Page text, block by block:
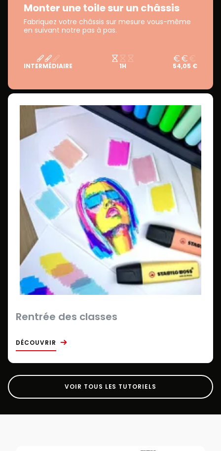
Monter une toile sur un châssis
Fabriquez votre châssis sur mesure vous-même
en suivant notre pas à pas.
INTERMÉDIAIRE 1H 54,05 €
Rentrée des classes
DÉCOUVRIR
VOIR TOUS LES TUTORIELS